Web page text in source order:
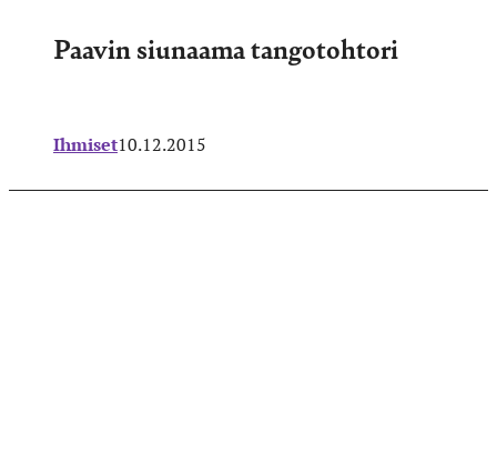
Paavin siunaama tangotohtori
Ihmiset10.12.2015